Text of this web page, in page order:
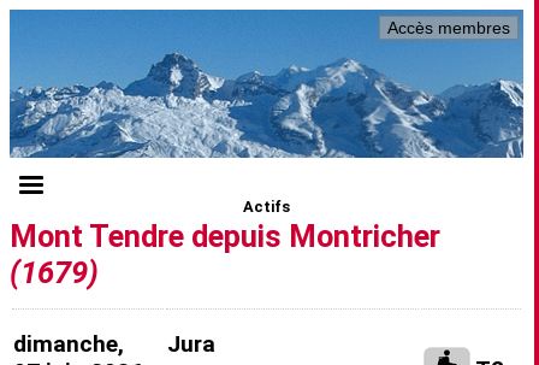
Accès membres
Actifs
Mont Tendre depuis Montricher
(1679)
dimanche,
Jura